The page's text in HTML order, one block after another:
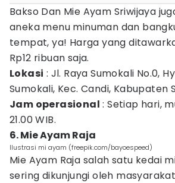
Bakso Dan Mie Ayam Sriwijaya
aneka menu minuman dan
tempat, ya! Harga yang
Rp12 ribuan saja.
Lokasi : Jl. Raya Sumokali No.0,
Sumokali, Kec. Candi, Kabupaten
Jam operasional : Setiap hari,
21.00 WIB.
6. Mie Ayam Raja
Ilustrasi mi ayam (freepik.com/bayoespeed)
Mie Ayam Raja salah satu kedai
sering dikunjungi oleh